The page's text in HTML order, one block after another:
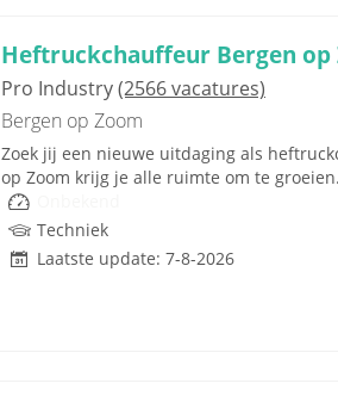
Heftruckchauffeur Bergen op
Pro Industry(2566 vacatures)
Bergen op Zoom
Zoek jij een nieuwe uitdaging als
op Zoom krijg je alle ruimte om te
Techniek
Laatste update: 7-8-2026